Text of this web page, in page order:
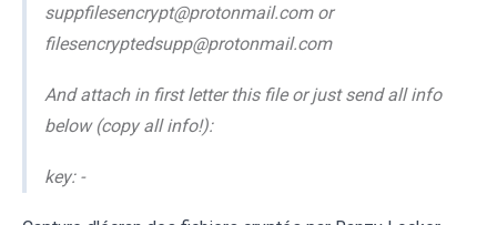
suppfilesencrypt@protonmail.com or
filesencryptedsupp@protonmail.com
And attach in first letter this file or just send all info
below (copy all info!):
key: -